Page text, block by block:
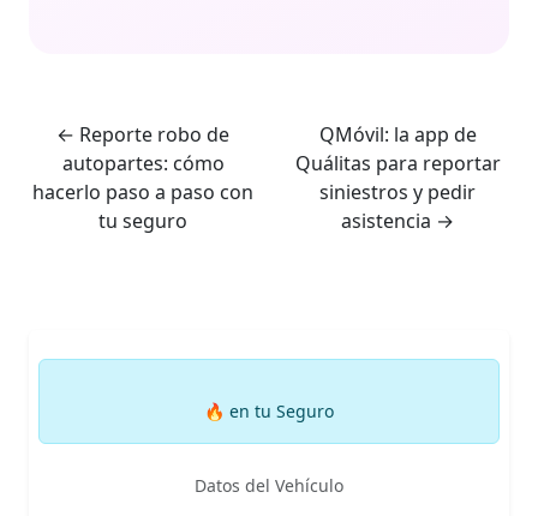
← Reporte robo de
autopartes: cómo
hacerlo paso a paso con
tu seguro
QMóvil: la app de
Quálitas para reportar
siniestros y pedir
asistencia →
🔥 en tu Seguro
Datos del Vehículo